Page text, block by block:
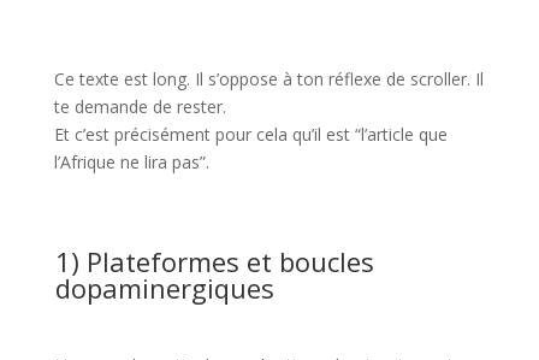
Ce texte est long. Il s’oppose à ton réflexe de scroller. Il
te demande de rester.
Et c’est précisément pour cela qu’il est “l’article que
l’Afrique ne lira pas”.
1) Plateformes et boucles
dopaminergiques